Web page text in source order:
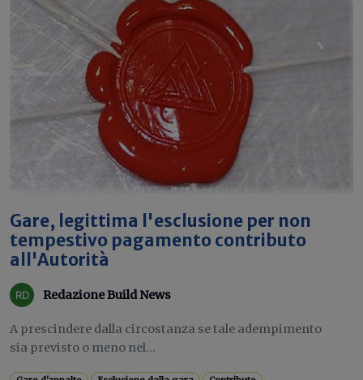
Gare, legittima l'esclusione per non
tempestivo pagamento contributo
all'Autorità
Redazione Build News
A prescindere dalla circostanza se tale adempimento
sia previsto o meno nel...